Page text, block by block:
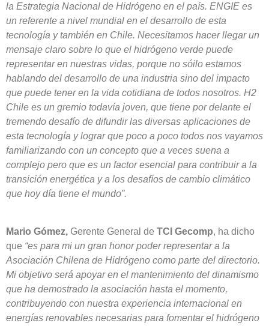
la Estrategia Nacional de Hidrógeno en el país. ENGIE es
un referente a nivel mundial en el desarrollo de esta
tecnología y también en Chile. Necesitamos hacer llegar un
mensaje claro sobre lo que el hidrógeno verde puede
representar en nuestras vidas, porque no sóilo estamos
hablando del desarrollo de una industria sino del impacto
que puede tener en la vida cotidiana de todos nosotros. H2
Chile es un gremio todavía joven, que tiene por delante el
tremendo desafío de difundir las diversas aplicaciones de
esta tecnología y lograr que poco a poco todos nos vayamos
familiarizando con un concepto que a veces suena a
complejo pero que es un factor esencial para contribuir a la
transición energética y a los desafíos de cambio climático
que hoy día tiene el mundo”.
Mario Gómez, Gerente General de TCI Gecomp, ha dicho
que “es para mi un gran honor poder representar a la
Asociación Chilena de Hidrógeno como parte del directorio.
Mi objetivo será apoyar en el mantenimiento del dinamismo
que ha demostrado la asociación hasta el momento,
contribuyendo con nuestra experiencia internacional en
energías renovables necesarias para fomentar el hidrógeno